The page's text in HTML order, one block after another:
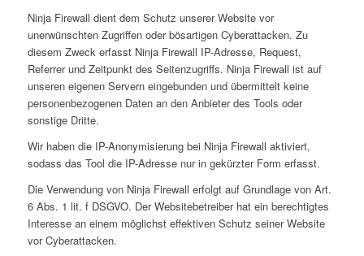
Ninja Firewall dient dem Schutz unserer Website vor
unerwünschten Zugriffen oder bösartigen Cyberattacken. Zu
diesem Zweck erfasst Ninja Firewall IP-Adresse, Request,
Referrer und Zeitpunkt des Seitenzugriffs. Ninja Firewall ist auf
unseren eigenen Servern eingebunden und übermittelt keine
personenbezogenen Daten an den Anbieter des Tools oder
sonstige Dritte.
Wir haben die IP-Anonymisierung bei Ninja Firewall aktiviert,
sodass das Tool die IP-Adresse nur in gekürzter Form erfasst.
Die Verwendung von Ninja Firewall erfolgt auf Grundlage von Art.
6 Abs. 1 lit. f DSGVO. Der Websitebetreiber hat ein berechtigtes
Interesse an einem möglichst effektiven Schutz seiner Website
vor Cyberattacken.